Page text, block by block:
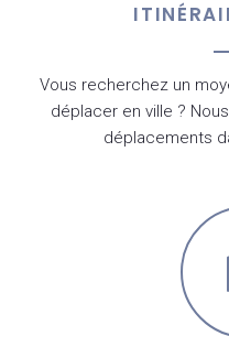
Vous recherchez un
déplacer en ville ?
déplacements